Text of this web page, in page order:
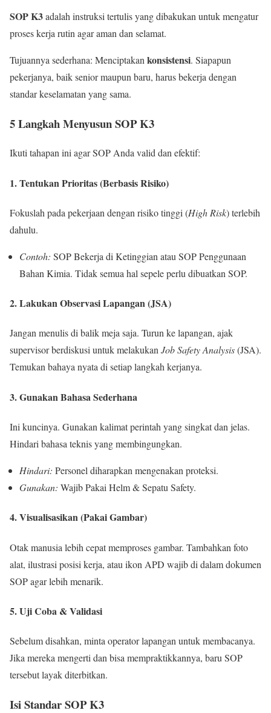
SOP K3adalah instruksi tertulis yang dibakukan untuk mengatur
proses kerja rutin agar aman dan selamat.
Tujuannya sederhana: Menciptakan konsistensi. Siapapun
pekerjanya, baik senior maupun baru, harus bekerja dengan
standar keselamatan yang sama.
5 Langkah Menyusun SOP K3
Ikuti tahapan ini agar SOP Anda valid dan efektif:
1. Tentukan Prioritas (Berbasis Risiko)
Fokuslah pada pekerjaan dengan risiko tinggi (High Risk) terlebih
dahulu.
Contoh: SOP Bekerja di Ketinggian atau SOP Penggunaan
Bahan Kimia. Tidak semua hal sepele perlu dibuatkan SOP.
2. Lakukan Observasi Lapangan (JSA)
Jangan menulis di balik meja saja. Turun ke lapangan, ajak
supervisor berdiskusi untuk melakukanJob Safety Analysis(JSA).
Temukan bahaya nyata di setiap langkah kerjanya.
3. Gunakan Bahasa Sederhana
Ini kuncinya. Gunakan kalimat perintah yang singkat dan jelas.
Hindari bahasa teknis yang membingungkan.
Hindari: Personel diharapkan mengenakan proteksi.
Gunakan: Wajib Pakai Helm & Sepatu Safety.
4. Visualisasikan (Pakai Gambar)
Otak manusia lebih cepat memproses gambar. Tambahkan foto
alat, ilustrasi posisi kerja, atau ikon APD wajib di dalam dokumen
SOP agar lebih menarik.
5. Uji Coba & Validasi
Sebelum disahkan, minta operator lapangan untuk membacanya.
Jika mereka mengerti dan bisa mempraktikkannya, baru SOP
tersebut layak diterbitkan.
Isi Standar SOP K3